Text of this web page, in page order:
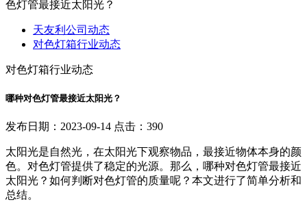
色灯管最接近太阳光？
天友利公司动态
对色灯箱行业动态
对色灯箱行业动态
哪种对色灯管最接近太阳光？
发布日期：2023-09-14 点击：390
太阳光是自然光，在太阳光下观察物品，最接近物体本身的颜
色。对色灯管提供了稳定的光源。那么，哪种对色灯管最接近
太阳光？如何判断对色灯管的质量呢？本文进行了简单分析和
总结。